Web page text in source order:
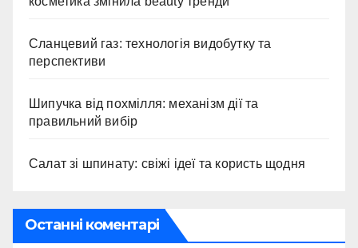
Сланцевий газ: технологія видобутку та
перспективи
Шипучка від похмілля: механізм дії та
правильний вибір
Салат зі шпинату: свіжі ідеї та користь щодня
Останні коментарі